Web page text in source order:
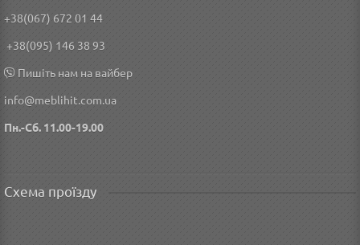
+38(067) 672 01 44
+38(095) 146 38 93
Пишіть нам на вайбер
info@meblihit.com.ua
Пн.-Сб. 11.00-19.00
Схема проїзду